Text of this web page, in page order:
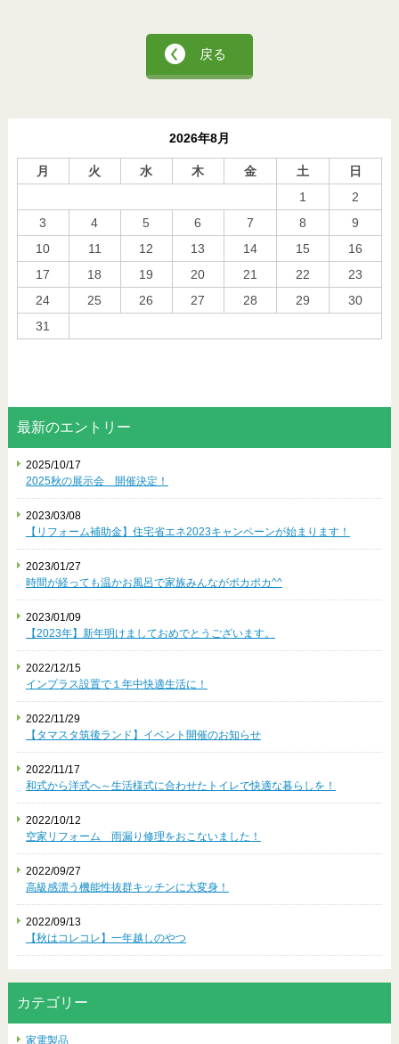
戻る
2026年8月
月 火 水 木 金 土
日
1
2
3
4 5 6 7 8
9
10
11 12 13 14 15
16
17
18 19 20 21 22
23
24
25 26 27 28 29
30
31
最新のエントリー
2025/10/17
2025秋の展示会 開催決定！
2023/03/08
【リフォーム補助金】住宅省エネ2023キャンペーンが始まります！
2023/01/27
時間が経っても温かお風呂で家族みんながポカポカ^^
2023/01/09
【2023年】新年明けましておめでとうございます。
2022/12/15
インプラス設置で１年中快適生活に！
2022/11/29
【タマスタ筑後ランド】イベント開催のお知らせ
2022/11/17
和式から洋式へ～生活様式に合わせたトイレで快適な暮らしを！
2022/10/12
空家リフォーム 雨漏り修理をおこないました！
2022/09/27
高級感漂う機能性抜群キッチンに大変身！
2022/09/13
【秋はコレコレ】一年越しのやつ
カテゴリー
家電製品